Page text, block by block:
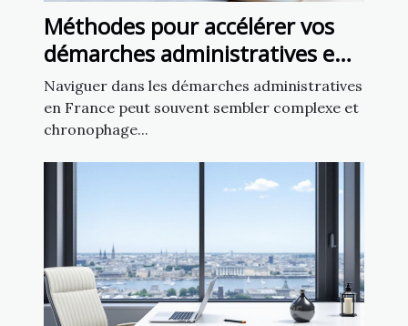
Méthodes pour accélérer vos
démarches administratives en
France
Naviguer dans les démarches administratives
en France peut souvent sembler complexe et
chronophage...